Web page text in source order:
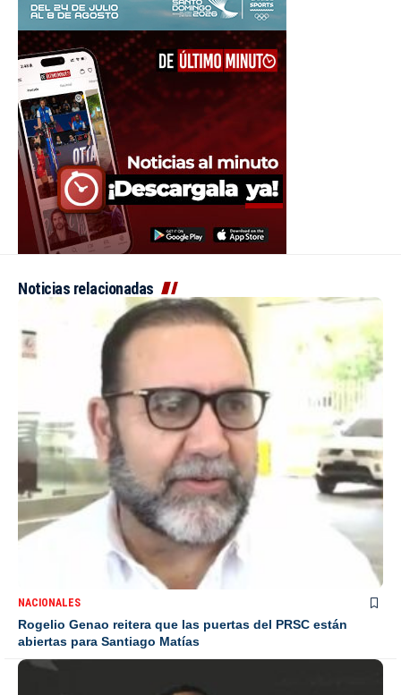
Noticias relacionadas
NACIONALES
Rogelio Genao reitera que las puertas del PRSC están
abiertas para Santiago Matías